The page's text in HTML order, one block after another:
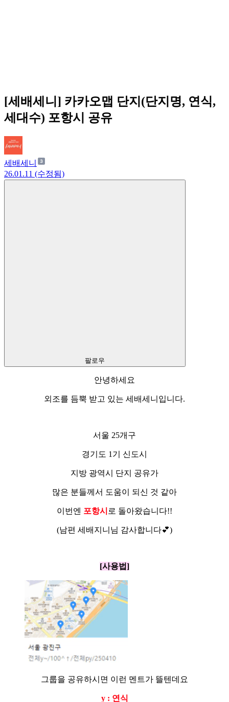
[세배세니] 카카오맵 단지(단지명, 연식,
세대수) 포항시 공유
세배세니
26.01.11 (수정됨)
팔로우
안녕하세요
외조를 듬뿍 받고 있는 세배세니입니다.
서울 25개구
경기도 1기 신도시
지방 광역시 단지 공유가
많은 분들께서 도움이 되신 것 같아
이번엔 포항시 로 돌아왔습니다!!
(남편 세배지니님 감사합니다💕)
[사용법]
그룹을 공유하시면 이런 멘트가 뜰텐데요
y : 연식